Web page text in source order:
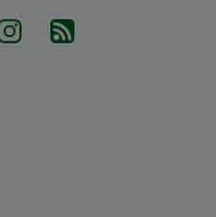
tab)
in a new tab)
(Opens in a new tab)
(Opens in a new